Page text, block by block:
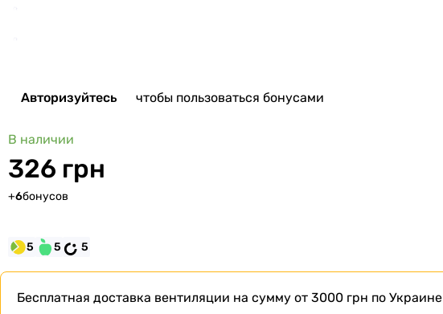
Авторизуйтесь чтобы пользоваться бонусами
В наличии
326 грн
+6бонусов
5 5 5
Бесплатная доставка вентиляции на сумму от 3000 грн по Украине